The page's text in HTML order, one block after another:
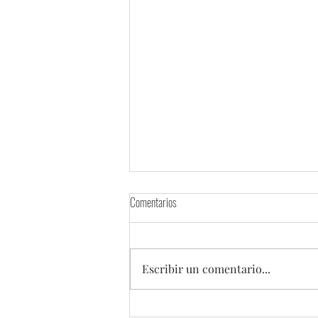
Argentina y China renuevan por cinco
Comentarios
Escribir un comentario...